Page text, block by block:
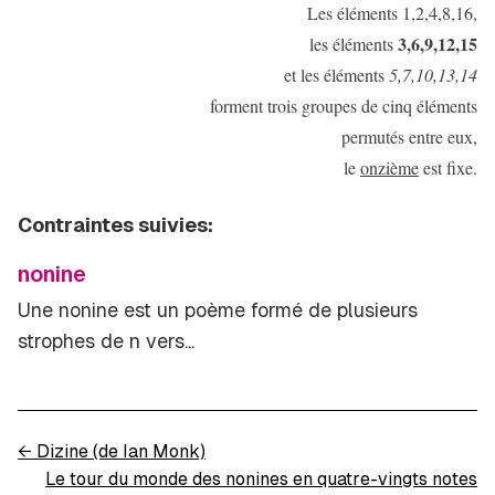
Les éléments 1,2,4,8,16,
les éléments3,6,9,12,15
et les éléments5,7,10,13,14
forment trois groupes de cinq éléments
permutés entre eux,
leonzièmeest fixe.
Contraintes suivies:
nonine
Une nonine est un poème formé de plusieurs
strophes de n vers...
← Dizine (de Ian Monk)
Le tour du monde des nonines en quatre-vingts notes